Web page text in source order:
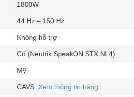
1800W
44 Hz – 150 Hz
Không hỗ trợ
Có (Neutrik SpeakON STX NL4)
Mỹ
CAVS. Xem thông tin hãng